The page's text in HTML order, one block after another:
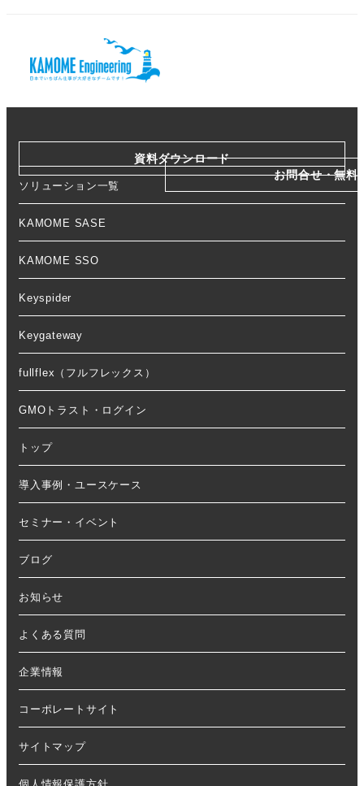
資料ダウンロード
お問合せ・無料
ソリューション一覧
KAMOME SASE
KAMOME SSO
Keyspider
Keygateway
fullflex（フルフレックス）
GMOトラスト・ログイン
トップ
導入事例・ユースケース
セミナー・イベント
ブログ
お知らせ
よくある質問
企業情報
コーポレートサイト
サイトマップ